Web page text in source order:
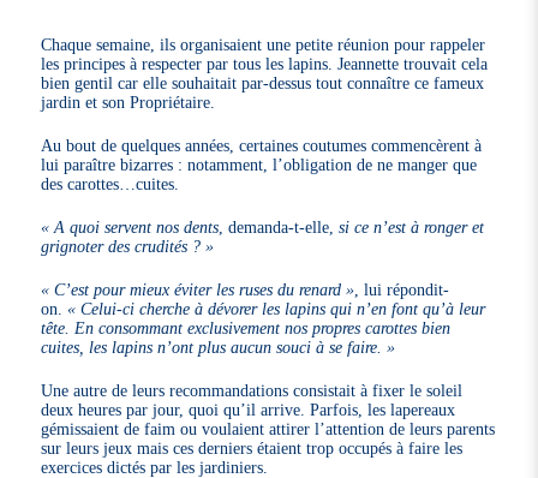
Chaque semaine, ils organisaient une petite réunion pour rappeler
les principes à respecter par tous les lapins. Jeannette trouvait cela
bien gentil car elle souhaitait par-dessus tout connaître ce fameux
jardin et son Propriétaire.
Au bout de quelques années, certaines coutumes commencèrent à
lui paraître bizarres : notamment, l’obligation de ne manger que
des carottes…cuites.
« A quoi servent nos dents , demanda-t-elle,si ce n’est à ronger et
grignoter des crudités ? »
« C’est pour mieux éviter les ruses du renard » , lui répondit-
on.« Celui-ci cherche à dévorer les lapins qui n’en font qu’à leur
tête. En consommant exclusivement nos propres carottes bien
cuites, les lapins n’ont plus aucun souci à se faire. »
Une autre de leurs recommandations consistait à fixer le soleil
deux heures par jour, quoi qu’il arrive. Parfois, les lapereaux
gémissaient de faim ou voulaient attirer l’attention de leurs parents
sur leurs jeux mais ces derniers étaient trop occupés à faire les
exercices dictés par les jardiniers.